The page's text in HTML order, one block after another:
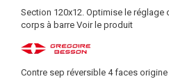
Section 120x12. Optimise le réglage
corps à barre Voir le produit
Contre sep réversible 4 faces origine